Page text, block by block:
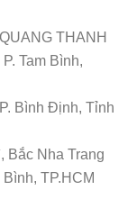
THANH
Tam Bình,
Bình Định, Tỉnh
Bắc Nha Trang
TP.HCM